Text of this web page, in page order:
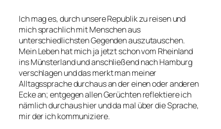
Ich mag es, durch unsere Republik zu reisen und
mich sprachlich mit Menschen aus
unterschiedlichsten Gegenden auszutauschen.
Mein Leben hat mich ja jetzt schon vom Rheinland
ins Münsterland und anschließend nach Hamburg
verschlagen und das merkt man meiner
Alltagssprache durchaus an der einen oder anderen
Ecke an; entgegen allen Gerüchten reflektiere ich
nämlich durchaus hier und da mal über die Sprache,
mir der ich kommuniziere.